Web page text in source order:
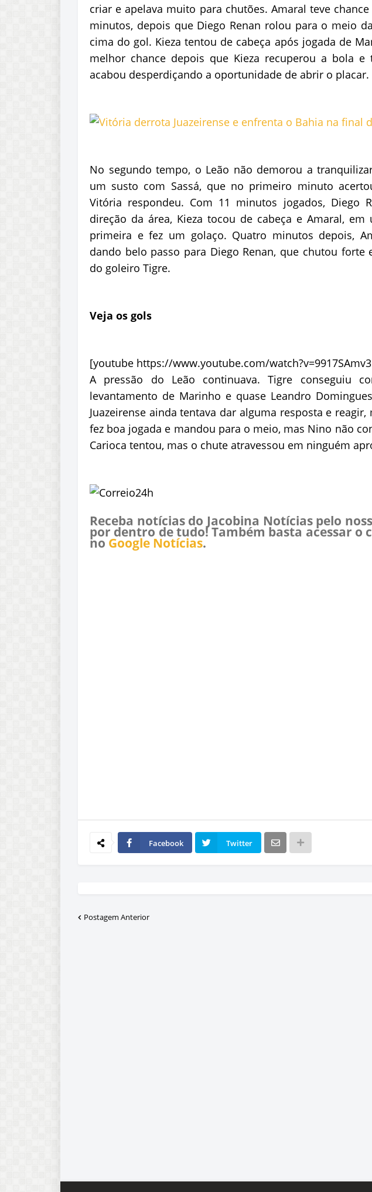
criar e apelava muito para chutões. Amaral teve
minutos, depois que Diego Renan rolou para o meio
cima do gol. Kieza tentou de cabeça após jogada de
melhor chance depois que Kieza recuperou a bola e
acabou desperdiçando a oportunidade de abrir o placar.
No segundo tempo, o Leão não demorou a
um susto com Sassá, que no primeiro minuto
Vitória respondeu. Com 11 minutos jogados, Diego
direção da área, Kieza tocou de cabeça e Amaral,
primeira e fez um golaço. Quatro minutos depois,
dando belo passo para Diego Renan, que chutou forte
do goleiro Tigre.
Veja os gols
[youtube https://www.youtube.com/
A pressão do Leão continuava. Tigre conseguiu
levantamento de Marinho e quase Leandro
Juazeirense ainda tentava dar alguma resposta e reagir,
fez boa jogada e mandou para o meio, mas Nino não
Carioca tentou, mas o chute atravessou em ninguém
Receba notícias do Jacobina Notícias pelo
por dentro de tudo! Também basta acessar o
no Google Notícias.
Facebook Twitter
Postagem Anterior